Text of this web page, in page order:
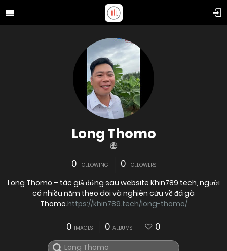
Long Thomo
0 FOLLOWING 0 FOLLOWERS
Long Thomo – tác giả đứng sau website Khin789.tech, người
có nhiều năm theo dõi và nghiên cứu về đá gà
Thomo.https://khin789.tech/long-thomo/
0 IMAGES 0 ALBUMS 0